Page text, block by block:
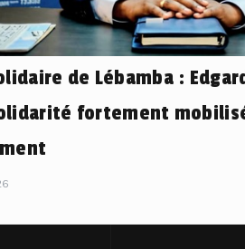
de Lébamba :
fortement